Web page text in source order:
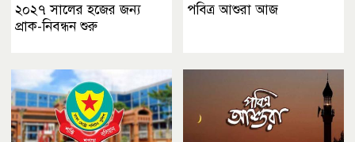
২০২৭ সালের হজের জন্য
প্রাক-নিবন্ধন শুরু
পবিত্র আশুরা আজ